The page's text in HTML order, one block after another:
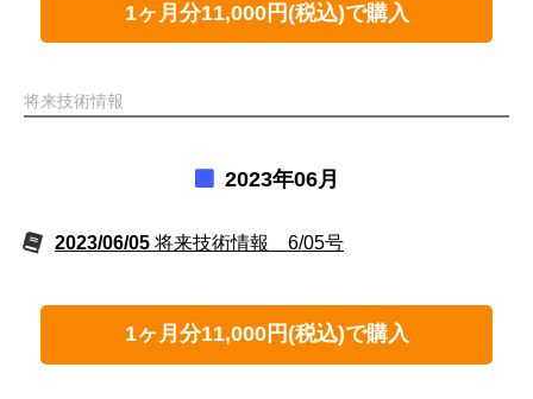
1ヶ月分11,000円(税込)で購入
将来技術情報
2023年06月
2023/06/05 将来技術情報 6/05号
1ヶ月分11,000円(税込)で購入